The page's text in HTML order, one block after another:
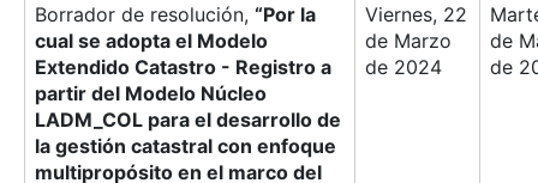
Borrador de resolución, “Por la
cual se adopta el Modelo
Extendido Catastro - Registro a
partir del Modelo Núcleo
LADM_COL para el desarrollo de
la gestión catastral con enfoque
multipropósito en el marco del
Viernes, 22
de Marzo
de 2024
de
de